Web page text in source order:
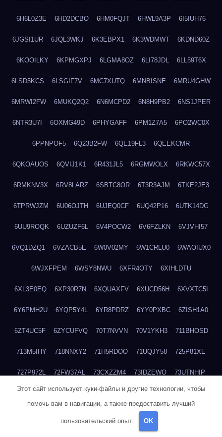
6H6L0Z3E 6HD2DCBO 6HM0FQJT 6HWL9A3P 6I5IUH76
6JGSI1UR 6JQL3WKJ 6K3EBPX1 6K3WDMWT 6KDND60Z
6KOOILKY 6KPMGXPJ 6LGMA8OZ 6LI78JDL 6LL59T6X
6LSD5KCS 6LSGIF7V 6MC7XUTQ 6MNBISNE 6MRU4GHW
6MRWI2FW 6MUKQ2Q2 6N6MCPD2 6N8H9PB2 6NS1JPER
6NTR3U7I 6OXMG49D 6PHYGAFF 6PM1Z7A5 6PO2WC0X
6PPNPOF5 6Q23B2FW 6QE19FL3 6QEEKCMR
6QKOAUOS 6QVIJ1K1 6R431JL5 6RGMWOLX 6RKWC57X
6RMKNV3X 6RV8LARZ 6SBTC8OR 6T3R3AJM 6TKE2JE3
6TPRWJZM 6U06OJTH 6UJEQ0CF 6UQ42P16 6UTK14DG
6UU9ROQK 6UZUZF6L 6V4POCW2 6V6FZLKN 6VJVHI57
6VQ1DZQ1 6VZACB5E 6W0V02MY 6W1CRLU0 6WAOIUX0
6WJXFPEM 6WSY8NWU 6XFR4OTY 6XIHLDTU
6XL3E0EQ 6XP30R7N 6XQUAXFV 6XUCD56H 6XVXTC5I
6Y6PMH2U 6YQP5Y4L 6YR8PDRZ 6YY0PXBC 6ZISH1A0
6ZT4UC5F 6ZYCUFVQ 70T7NVVN 70V1YKH3 711BHOSD
713M5IHY 718NNXY2 71H5RDOO 71UQJY58 725P81XE
727P972L 72FW37AL 73CXZZM4 73IDZEWO 73UTNHIP
73VKAF4E 740HGIUK 745ACL1O 74DPJX4S 74DVDXRM
76BJGQ4F
Этот сайт использует куки-файлы и другие технологии, чтобы
помочь вам в навигации, а также предоставить лучший
пользовательский опыт. OK